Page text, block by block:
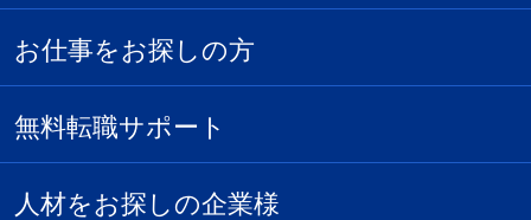
お仕事をお探しの方
無料転職サポート
人材をお探しの企業様